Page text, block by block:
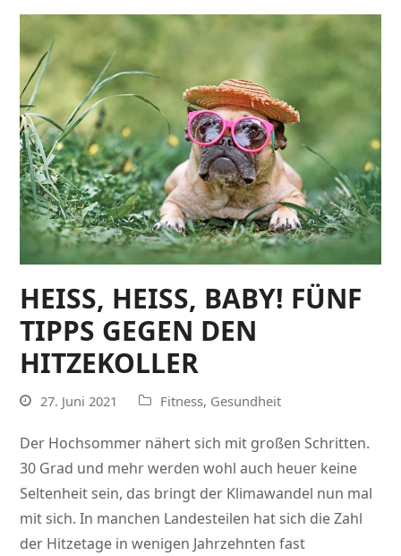
HEISS, HEISS, BABY! FÜNF TI
PPS GEGEN DEN HI
TZEKOLLER
27. Juni 2021 Fitness, Gesundheit
Der Hochsommer nähert sich mit großen Schritten.
30 Grad und mehr werden wohl auch heuer keine
Seltenheit sein, das bringt der Klimawandel nun mal
mit sich. In manchen Landesteilen hat sich die Zahl
der Hitzetage in wenigen Jahrzehnten fast